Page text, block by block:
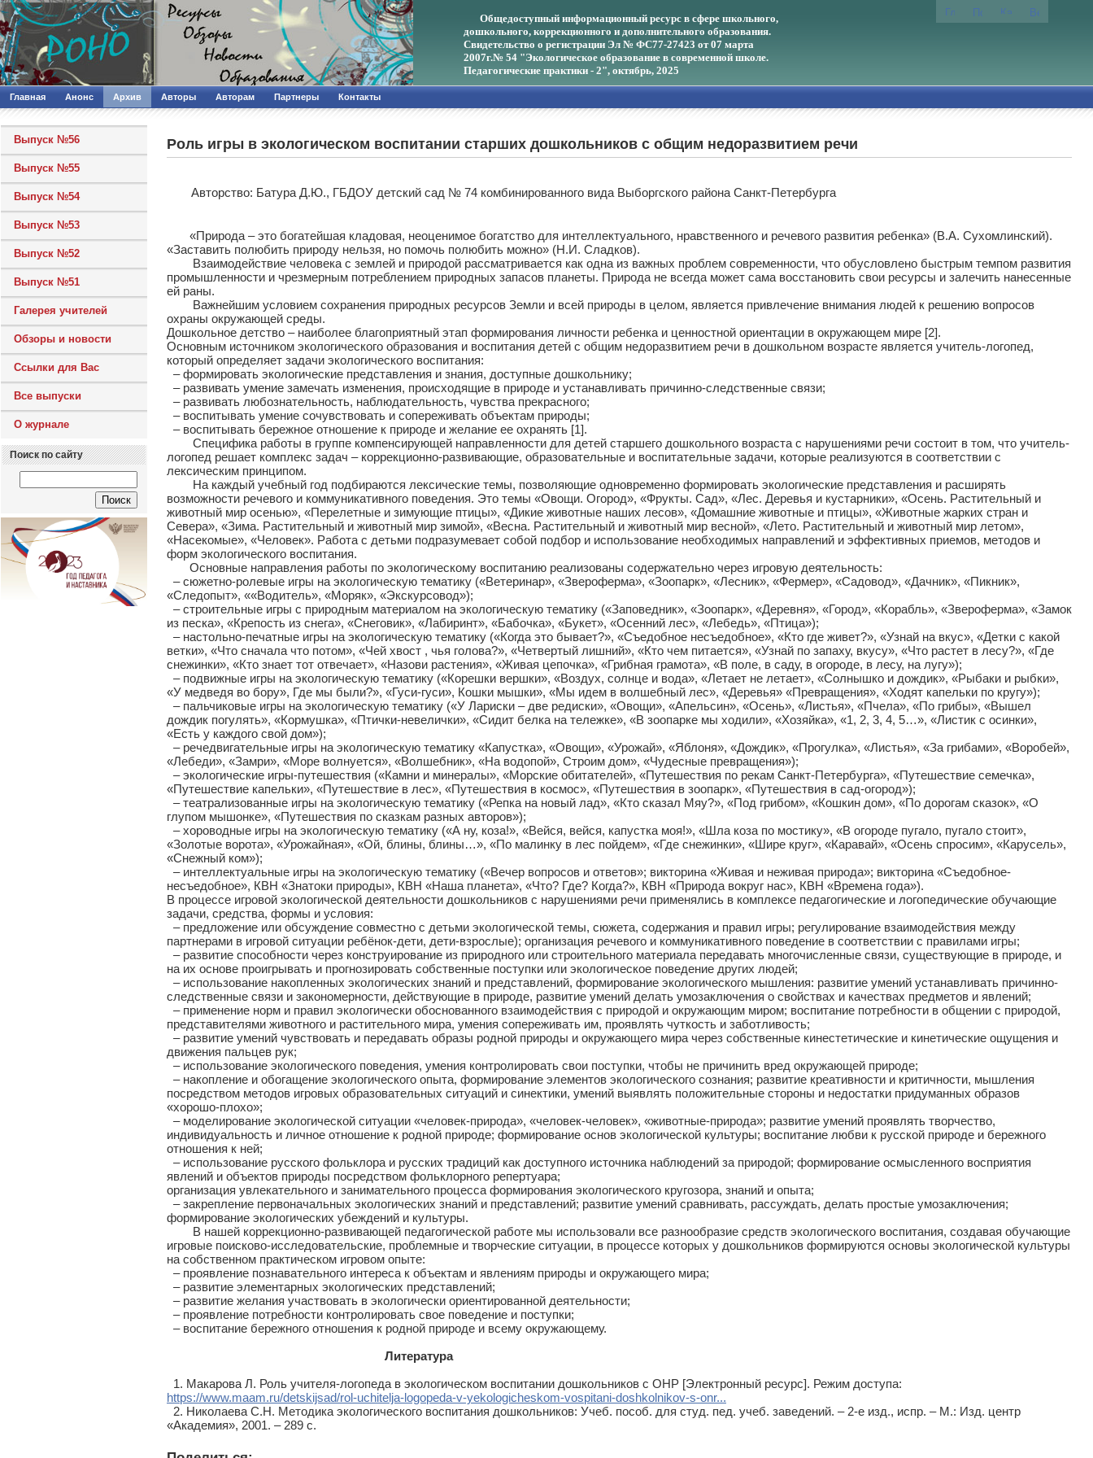
Общедоступный информационный ресурс в сфере школьного,
дошкольного, коррекционного и дополнительного образования.
Свидетельство о регистрации Эл № ФС77-27423 от 07 марта
2007г.№ 54 "Экологическое образование в современной школе.
Педагогические практики - 2", октябрь, 2025
Главная Анонс Архив Авторы Авторам Партнеры Контакты
Выпуск №56
Выпуск №55
Выпуск №54
Выпуск №53
Выпуск №52
Выпуск №51
Галерея учителей
Обзоры и новости
Ссылки для Вас
Все выпуски
О журнале
Поиск по сайту
Роль игры в экологическом воспитании старших дошкольников с общим недоразвитием речи
Авторcтво: Батура Д.Ю., ГБДОУ детский сад № 74 комбинированного вида Выборгского района Санкт-Петербурга
«Природа – это богатейшая кладовая, неоценимое богатство для интеллектуального, нравственного и речевого развития ребенка» (В.А. Сухомлинский).
«Заставить полюбить природу нельзя, но помочь полюбить можно» (Н.И. Сладков).
Взаимодействие человека с землей и природой рассматривается как одна из важных проблем современности, что обусловлено быстрым темпом развития
промышленности и чрезмерным потреблением природных запасов планеты. Природа не всегда может сама восстановить свои ресурсы и залечить нанесенные
ей раны.
Важнейшим условием сохранения природных ресурсов Земли и всей природы в целом, является привлечение внимания людей к решению вопросов
охраны окружающей среды.
Дошкольное детство – наиболее благоприятный этап формирования личности ребенка и ценностной ориентации в окружающем мире [2].
Основным источником экологического образования и воспитания детей с общим недоразвитием речи в дошкольном возрасте является учитель-логопед,
который определяет задачи экологического воспитания:
– формировать экологические представления и знания, доступные дошкольнику;
– развивать умение замечать изменения, происходящие в природе и устанавливать причинно-следственные связи;
– развивать любознательность, наблюдательность, чувства прекрасного;
– воспитывать умение сочувствовать и сопереживать объектам природы;
– воспитывать бережное отношение к природе и желание ее охранять [1].
Специфика работы в группе компенсирующей направленности для детей старшего дошкольного возраста с нарушениями речи состоит в том, что учитель-
логопед решает комплекс задач – коррекционно-развивающие, образовательные и воспитательные задачи, которые реализуются в соответствии с
лексическим принципом.
На каждый учебный год подбираются лексические темы, позволяющие одновременно формировать экологические представления и расширять
возможности речевого и коммуникативного поведения. Это темы «Овощи. Огород», «Фрукты. Сад», «Лес. Деревья и кустарники», «Осень. Растительный и
животный мир осенью», «Перелетные и зимующие птицы», «Дикие животные наших лесов», «Домашние животные и птицы», «Животные жарких стран и
Севера», «Зима. Растительный и животный мир зимой», «Весна. Растительный и животный мир весной», «Лето. Растительный и животный мир летом»,
«Насекомые», «Человек». Работа с детьми подразумевает собой подбор и использование необходимых направлений и эффективных приемов, методов и
форм экологического воспитания.
Основные направления работы по экологическому воспитанию реализованы содержательно через игровую деятельность:
– сюжетно-ролевые игры на экологическую тематику («Ветеринар», «Звероферма», «Зоопарк», «Лесник», «Фермер», «Садовод», «Дачник», «Пикник»,
«Следопыт», ««Водитель», «Моряк», «Экскурсовод»);
– строительные игры с природным материалом на экологическую тематику («Заповедник», «Зоопарк», «Деревня», «Город», «Корабль», «Звероферма», «Замок
из песка», «Крепость из снега», «Снеговик», «Лабиринт», «Бабочка», «Букет», «Осенний лес», «Лебедь», «Птица»);
– настольно-печатные игры на экологическую тематику («Когда это бывает?», «Съедобное несъедобное», «Кто где живет?», «Узнай на вкус», «Детки с какой
ветки», «Что сначала что потом», «Чей хвост , чья голова?», «Четвертый лишний», «Кто чем питается», «Узнай по запаху, вкусу», «Что растет в лесу?», «Где
снежинки», «Кто знает тот отвечает», «Назови растения», «Живая цепочка», «Грибная грамота», «В поле, в саду, в огороде, в лесу, на лугу»);
– подвижные игры на экологическую тематику («Корешки вершки», «Воздух, солнце и вода», «Летает не летает», «Солнышко и дождик», «Рыбаки и рыбки»,
«У медведя во бору», Где мы были?», «Гуси-гуси», Кошки мышки», «Мы идем в волшебный лес», «Деревья» «Превращения», «Ходят капельки по кругу»);
– пальчиковые игры на экологическую тематику («У Лариски – две редиски», «Овощи», «Апельсин», «Осень», «Листья», «Пчела», «По грибы», «Вышел
дождик погулять», «Кормушка», «Птички-невелички», «Сидит белка на тележке», «В зоопарке мы ходили», «Хозяйка», «1, 2, 3, 4, 5…», «Листик с осинки»,
«Есть у каждого свой дом»);
– речедвигательные игры на экологическую тематику «Капустка», «Овощи», «Урожай», «Яблоня», «Дождик», «Прогулка», «Листья», «За грибами», «Воробей»,
«Лебеди», «Замри», «Море волнуется», «Волшебник», «На водопой», Строим дом», «Чудесные превращения»);
– экологические игры-путешествия («Камни и минералы», «Морские обитателей», «Путешествия по рекам Санкт-Петербурга», «Путешествие семечка»,
«Путешествие капельки», «Путешествие в лес», «Путешествия в космос», «Путешествия в зоопарк», «Путешествия в сад-огород»);
– театрализованные игры на экологическую тематику («Репка на новый лад», «Кто сказал Мяу?», «Под грибом», «Кошкин дом», «По дорогам сказок», «О
глупом мышонке», «Путешествия по сказкам разных авторов»);
– хороводные игры на экологическую тематику («А ну, коза!», «Вейся, вейся, капустка моя!», «Шла коза по мостику», «В огороде пугало, пугало стоит»,
«Золотые ворота», «Урожайная», «Ой, блины, блины…», «По малинку в лес пойдем», «Где снежинки», «Шире круг», «Каравай», «Осень спросим», «Карусель»,
«Снежный ком»);
– интеллектуальные игры на экологическую тематику («Вечер вопросов и ответов»; викторина «Живая и неживая природа»; викторина «Съедобное-
несъедобное», КВН «Знатоки природы», КВН «Наша планета», «Что? Где? Когда?», КВН «Природа вокруг нас», КВН «Времена года»).
В процессе игровой экологической деятельности дошкольников с нарушениями речи применялись в комплексе педагогические и логопедические обучающие
задачи, средства, формы и условия:
– предложение или обсуждение совместно с детьми экологической темы, сюжета, содержания и правил игры; регулирование взаимодействия между
партнерами в игровой ситуации ребёнок-дети, дети-взрослые); организация речевого и коммуникативного поведение в соответствии с правилами игры;
– развитие способности через конструирование из природного или строительного материала передавать многочисленные связи, существующие в природе, и
на их основе проигрывать и прогнозировать собственные поступки или экологическое поведение других людей;
– использование накопленных экологических знаний и представлений, формирование экологического мышления: развитие умений устанавливать причинно-
следственные связи и закономерности, действующие в природе, развитие умений делать умозаключения о свойствах и качествах предметов и явлений;
– применение норм и правил экологически обоснованного взаимодействия с природой и окружающим миром; воспитание потребности в общении с природой,
представителями животного и растительного мира, умения сопереживать им, проявлять чуткость и заботливость;
– развитие умений чувствовать и передавать образы родной природы и окружающего мира через собственные кинестетические и кинетические ощущения и
движения пальцев рук;
– использование экологического поведения, умения контролировать свои поступки, чтобы не причинить вред окружающей природе;
– накопление и обогащение экологического опыта, формирование элементов экологического сознания; развитие креативности и критичности, мышления
посредством методов игровых образовательных ситуаций и синектики, умений выявлять положительные стороны и недостатки придуманных образов
«хорошо-плохо»;
– моделирование экологической ситуации «человек-природа», «человек-человек», «животные-природа»; развитие умений проявлять творчество,
индивидуальность и личное отношение к родной природе; формирование основ экологической культуры; воспитание любви к русской природе и бережного
отношения к ней;
– использование русского фольклора и русских традиций как доступного источника наблюдений за природой; формирование осмысленного восприятия
явлений и объектов природы посредством фольклорного репертуара;
организация увлекательного и занимательного процесса формирования экологического кругозора, знаний и опыта;
– закрепление первоначальных экологических знаний и представлений; развитие умений сравнивать, рассуждать, делать простые умозаключения;
формирование экологических убеждений и культуры.
В нашей коррекционно-развивающей педагогической работе мы использовали все разнообразие средств экологического воспитания, создавая обучающие
игровые поисково-исследовательские, проблемные и творческие ситуации, в процессе которых у дошкольников формируются основы экологической культуры
на собственном практическом игровом опыте:
– проявление познавательного интереса к объектам и явлениям природы и окружающего мира;
– развитие элементарных экологических представлений;
– развитие желания участвовать в экологически ориентированной деятельности;
– проявление потребности контролировать свое поведение и поступки;
– воспитание бережного отношения к родной природе и всему окружающему.
Литература
1. Макарова Л. Роль учителя-логопеда в экологическом воспитании дошкольников с ОНР [Электронный ресурс]. Режим доступа:
https://www.maam.ru/detskijsad/rol-uchitelja-logopeda-v-yekologicheskom-vospitani-doshkolnikov-s-onr...
2. Николаева С.Н. Методика экологического воспитания дошкольников: Учеб. пособ. для студ. пед. учеб. заведений. – 2-е изд., испр. – М.: Изд. центр
«Академия», 2001. – 289 с.